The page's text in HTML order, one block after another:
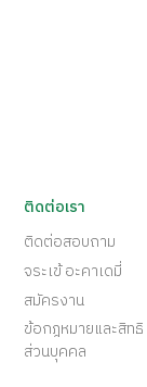
ติดต่อเรา
ติดต่อสอบถาม
จระเข้ อะคาเดมี่
สมัครงาน
ข้อกฎหมายและสิทธิ
ส่วนบุคคล